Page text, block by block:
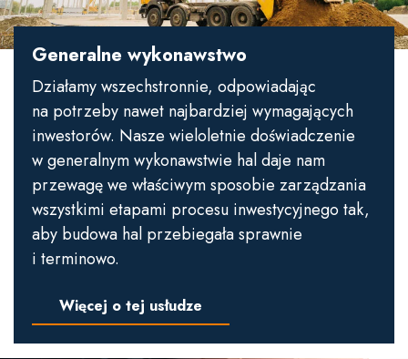
Generalne wykonawstwo
Działamy wszechstronnie, odpowiadając
na potrzeby nawet najbardziej wymagających
inwestorów. Nasze wieloletnie doświadczenie
w generalnym wykonawstwie hal daje nam
przewagę we właściwym sposobie zarządzania
wszystkimi etapami procesu inwestycyjnego tak,
aby budowa hal przebiegała sprawnie
i terminowo.
Więcej o tej usłudze